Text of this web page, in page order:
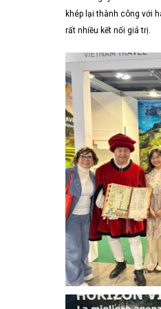
khép lại thành công với
rất nhiều kết nối giá trị.